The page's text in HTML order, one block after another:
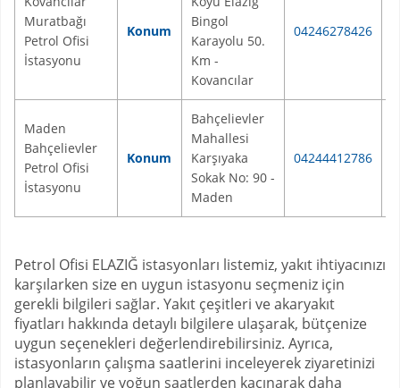
Muratbağı
Petrol Ofisi
İstasyonu
Konum
Bingol
Karayolu 50.
Km -
Kovancılar
04246278426
Maden
Bahçelievler
Petrol Ofisi
İstasyonu
Konum
Bahçelievler
Mahallesi
Karşıyaka
Sokak No: 90 -
Maden
04244412786
Petrol Ofisi ELAZIĞ istasyonları listemiz, yakıt ihtiyacınızı
karşılarken size en uygun istasyonu seçmeniz için
gerekli bilgileri sağlar. Yakıt çeşitleri ve akaryakıt
fiyatları hakkında detaylı bilgilere ulaşarak, bütçenize
uygun seçenekleri değerlendirebilirsiniz. Ayrıca,
istasyonların çalışma saatlerini inceleyerek ziyaretinizi
planlayabilir ve yoğun saatlerden kaçınarak daha